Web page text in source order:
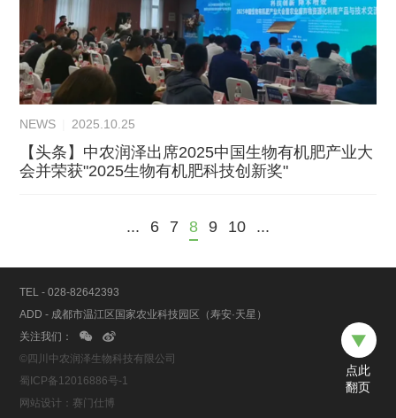
NEWS 2025.10.25
【头条】中农润泽出席2025中国生物有机肥产业大
会并荣获"2025生物有机肥科技创新奖"
... 6 7 8 9 10 ...
TEL - 028-82642393
ADD - 成都市温江区国家农业科技园区（寿安·天星）
关注我们：
 
©四川中农润泽生物科技有限公司
蜀ICP备12016886号-1
网站设计：赛门仕博

点此
翻页